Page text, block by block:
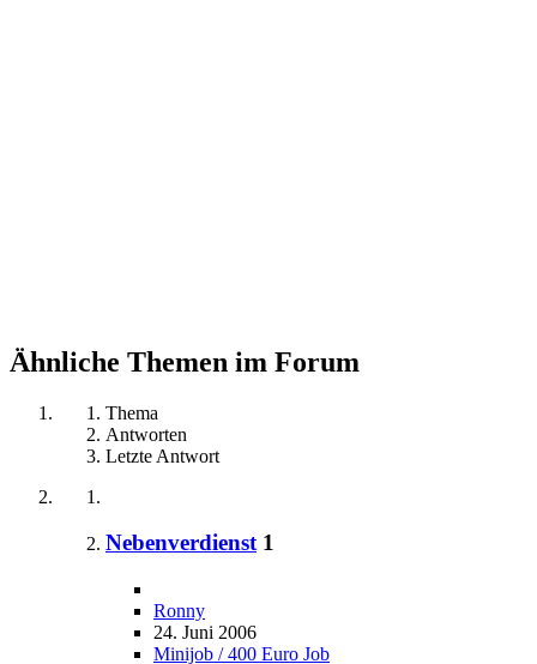
Ähnliche Themen im Forum
Thema
Antworten
Letzte Antwort
Nebenverdienst 1
Ronny
24. Juni 2006
Minijob / 400 Euro Job